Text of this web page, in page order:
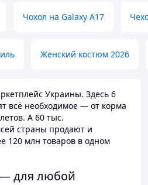
Чохол на Galaxy A17
Женский костюм 2026
Украины. Здесь 6
всё необходимое — от корма
А 60 тыс.
страны продают и
120 млн товаров в одном
для любой